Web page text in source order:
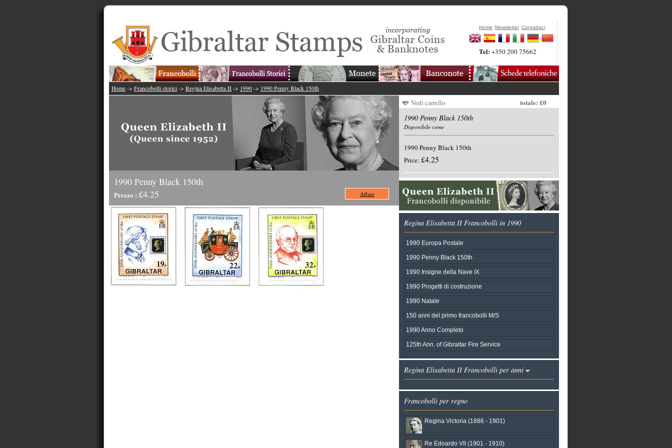
Home Newsletter Contattaci
Tel:+350 200 75662
Home -> Francobolli storici -> Regina Elisabetta II -> 1990 -> 1990 Penny Black 150th
1990 Penny Black 150th
Prezzo : £4.25 Affare
Vedi carrello
totale: £0
1990 Penny Black 150th
Disponibile come
1990 Penny Black 150th
Price: £4.25
Regina Elisabetta II Francobolli in 1990
1990 Europa Postale
1990 Penny Black 150th
1990 Insigne della Nave IX
1990 Progetti di costruzione
1990 Natale
150 anni del primo francobolli M/S
1990 Anno Completo
125th Ann. of Gibraltar Fire Service
Regina Elisabetta II Francobolli per anni
Francobolli per regno
Regina Victoria (1886 - 1901)
Re Edoardo VII (1901 - 1910)